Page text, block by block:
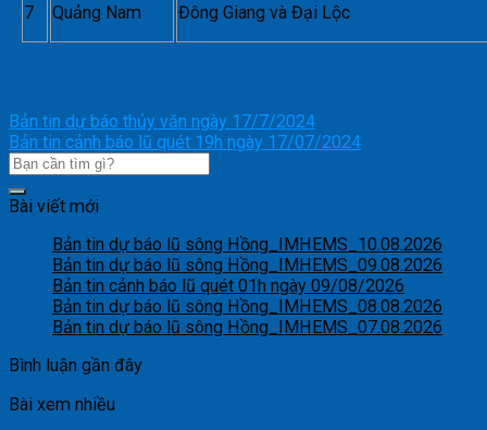
7 Quảng Nam Đông Giang và Đại Lộc
Bản tin dự báo thủy văn ngày 17/7/2024
Bản tin cảnh báo lũ quét 19h ngày 17/07/2024
Bài viết mới
Bản tin dự báo lũ sông Hồng_IMHEMS_10.08.2026
Bản tin dự báo lũ sông Hồng_IMHEMS_09.08.2026
Bản tin cảnh báo lũ quét 01h ngày 09/08/2026
Bản tin dự báo lũ sông Hồng_IMHEMS_08.08.2026
Bản tin dự báo lũ sông Hồng_IMHEMS_07.08.2026
Bình luận gần đây
Bài xem nhiều